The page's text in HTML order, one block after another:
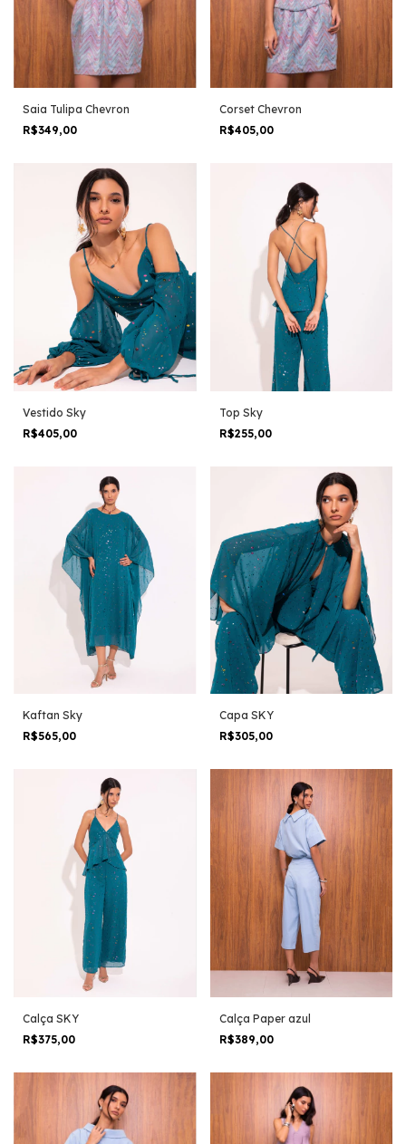
Saia Tulipa Chevron
R$349,00
Corset Chevron
R$405,00
Vestido Sky
R$405,00
Top Sky
R$255,00
Kaftan Sky
R$565,00
Capa SKY
R$305,00
Calça SKY
R$375,00
Calça Paper azul
R$389,00